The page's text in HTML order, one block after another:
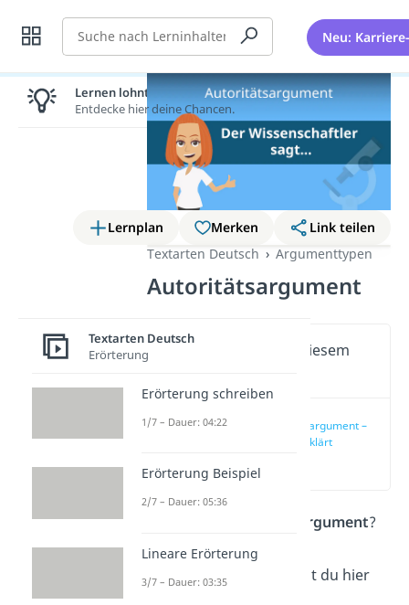
Suche Neu:
Lernplan Merken
Link teilen
Textarten Deutsch
Argumenttypen
Autoritätsargument
Wichtige Inhalte in diesem
Autoritätsargument –
einfach erklärt
Autoritätsargument?
Alles Wichtige über den
Argumenttypen erfährst du hier
Lernen lohnt sich!
Entdecke hier deine Chancen.
Textarten Deutsch
Erörterung
Erörterung schreiben
1/7 – Dauer: 04:22
Erörterung Beispiel
2/7 – Dauer: 05:36
Lineare Erörterung
3/7 – Dauer: 03:35